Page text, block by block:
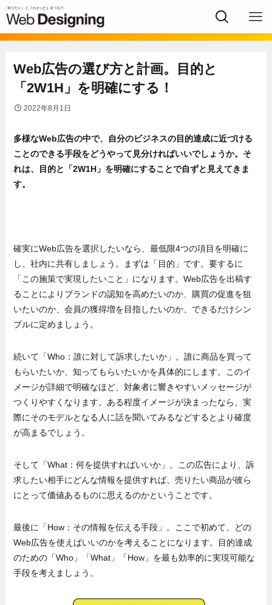
Web広告の選び方と計画。目的と
「2W1H」を明確にする！
2022年8月1日
多様なWeb広告の中で、自分のビジネスの目的達成に近づける
ことのできる手段をどうやって見分ければいいでしょうか。そ
れは、目的と「2W1H」を明確にすることで自ずと見えてきま
す。
確実にWeb広告を選択したいなら、最低限4つの項目を明確に
し、社内に共有しましょう。まずは「目的」です。要するに
「この施策で実現したいこと」になります。Web広告を出稿す
ることによりブランドの認知を高めたいのか、購買の促進を狙
いたいのか、会員の獲得増を目指したいのか、できるだけシン
プルに定めましょう。
続いて「Who：誰に対して訴求したいか」。誰に商品を買って
もらいたいか、知ってもらいたいかを具体的にします。このイ
メージが詳細で明確なほど、対象者に響きやすいメッセージが
つくりやすくなります。ある程度イメージが決まったなら、実
際にそのモデルとなる人に話を聞いてみるなどするとより確度
が高まるでしょう。
そして「What：何を提供すればいいか」。この広告により、訴
求したい相手にどんな情報を提供すれば、売りたい商品が彼ら
にとって価値あるものに思えるのかということです。
最後に「How：その情報を伝える手段」。ここで初めて、どの
Web広告を使えばいいのかを考えることになります。目的達成
のための「Who」「What」「How」を最も効率的に実現可能な
手段を考えましょう。